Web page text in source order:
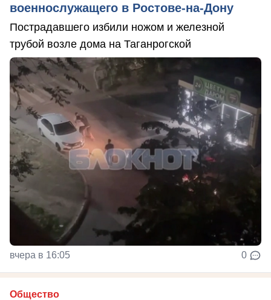
военнослужащего в Ростове-на-Дону
Пострадавшего избили ножом и железной
трубой возле дома на Таганрогской
вчера в 16:05 0
Общество